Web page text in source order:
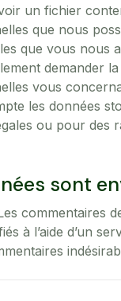
un fichier
que nous
que vous nous
demander
vous
les données
ou pour des
sont
commentaires
à l’aide d’un